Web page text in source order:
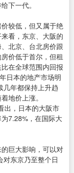
下一代。
较低，但又属于绝
看，东京、大阪的
北京、台北房价跟
价低于首尔，但租
在全球范围内回报
日本的地产市场明
几年都保持上升趋
地价上涨。
出，日本的大阪市
7.28%，在国际大
巨大影响，可以对
东京乃至整个日